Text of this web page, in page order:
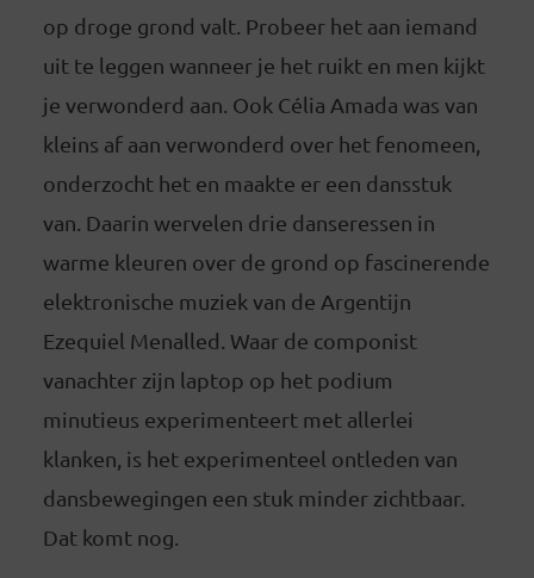
op droge grond valt. Probeer het aan iemand
uit te leggen wanneer je het ruikt en men kijkt
je verwonderd aan. Ook Célia Amada was van
kleins af aan verwonderd over het fenomeen,
onderzocht het en maakte er een dansstuk
van. Daarin wervelen drie danseressen in
warme kleuren over de grond op fascinerende
elektronische muziek van de Argentijn
Ezequiel Menalled. Waar de componist
vanachter zijn laptop op het podium
minutieus experimenteert met allerlei
klanken, is het experimenteel ontleden van
dansbewegingen een stuk minder zichtbaar.
Dat komt nog.